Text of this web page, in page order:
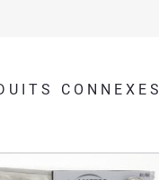
CONNEXES